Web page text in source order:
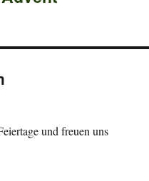
und freuen uns